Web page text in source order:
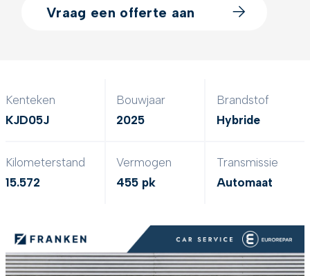
Vraag een offerte aan
Kenteken
KJD05J
Bouwjaar
2025
Brandstof
Hybride
Kilometerstand
15.572
Vermogen
455 pk
Transmissie
Automaat